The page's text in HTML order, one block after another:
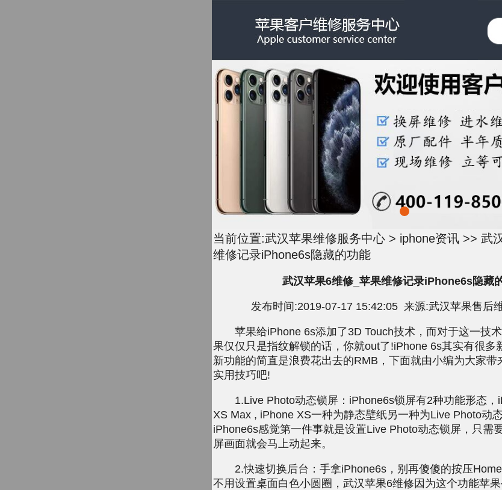
当前位置:武汉苹果维修服务中心 > iphone资讯 >> 武
维修记录iPhone6s隐藏的功能
武汉苹果6维修_苹果维修记录iPhone6s隐藏
发布时间:2019-07-17 15:42:05 来源:武汉苹果售后
苹果给iPhone 6s添加了3D Touch技术，而对于这一技
果仅仅只是指纹解锁的话，你就out了!iPhone 6s其实有很多
新功能的简直是浪费花出去的RMB，下面就由小编为大家带
实用技巧吧!
1.Live Photo动态锁屏：iPhone6s锁屏有2种功能形态，
XS Max , iPhone XS一种为静态壁纸另一种为Live Photo动
iPhone6s感觉第一件事就是设置Live Photo动态锁屏，只需
屏画面就会马上动起来。
2.快速切换后台：手拿iPhone6s，别再傻傻的按压
不用设置桌面白色小圆圈，武汉苹果6维修因为这个功能苹